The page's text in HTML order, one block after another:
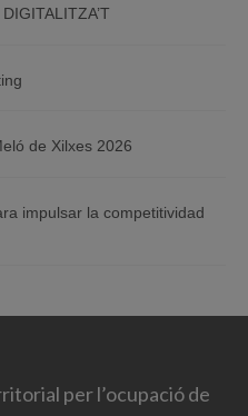
de Xilxes 2026
impulsar la competitividad
per l’ocupació de